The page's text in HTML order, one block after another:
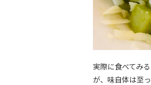
実際に食べてみ
が、味自体は至